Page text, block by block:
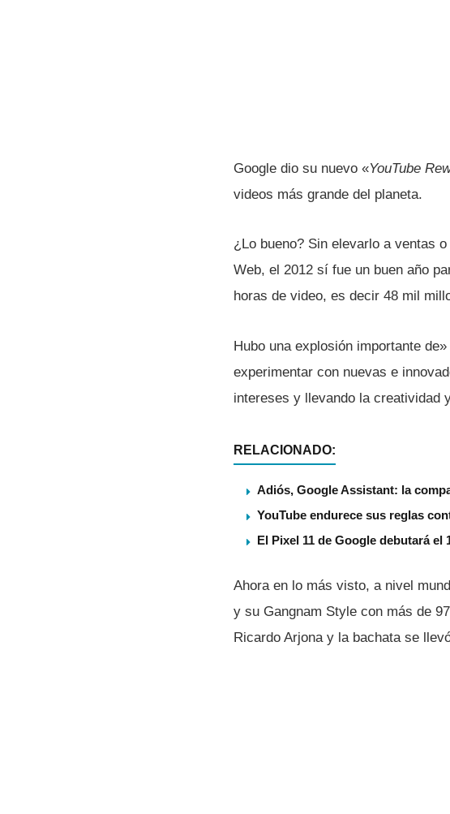
Google dio su nuevo «YouTube
videos más grande del planeta.
¿Lo bueno? Sin elevarlo a ventas
Web, el 2012 sí­ fue un buen año
horas de video, es decir 48 mil
Hubo una explosión importante de»
experimentar con nuevas e
intereses y llevando la creatividad
RELACIONADO:
Adiós, Google Assistant: la
YouTube endurece sus reglas
El Pixel 11 de Google debutará
Ahora en lo más visto, a nivel
y su Gangnam Style con más de
Ricardo Arjona y la bachata se